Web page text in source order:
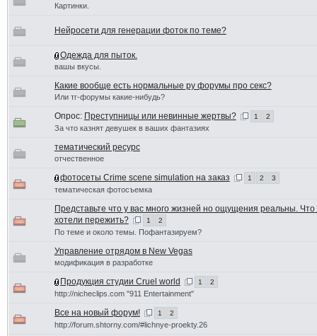
Картинки.
Нейросети для генерации фоток по теме?
Одежда для пыток.
вашы вкусы.
Какие вообще есть нормальные ру форумы про секс?
Или тг-форумы какие-нибудь?
Опрос: Преступницы или невинные жертвы? 1 2
За что казнят девушек в ваших фантазиях
тематический ресурс
отчественное
фотосеты Crime scene simulation на заказ 1 2 3
тематическая фотосъемка
Представьте что у вас много жизней но ощущения реальны.
хотели пережить?
1 2
По теме и около темы. Пофантазируем?
Управление отрядом в New Vegas
модификация в разработке
Продукция студии Cruel world 1 2
http://nicheclips.com "911 Entertainment"
Все на новый форум! 1 2
http://forum.shtorny.com/#lichnye-proekty.26